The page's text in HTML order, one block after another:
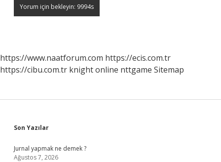
https://www.naatforum.com https://ecis.com.tr
https://cibu.com.tr knight online nttgame Sitemap
Sidebar
Son Yazılar
Jurnal yapmak ne demek ?
Ağustos 7, 2026